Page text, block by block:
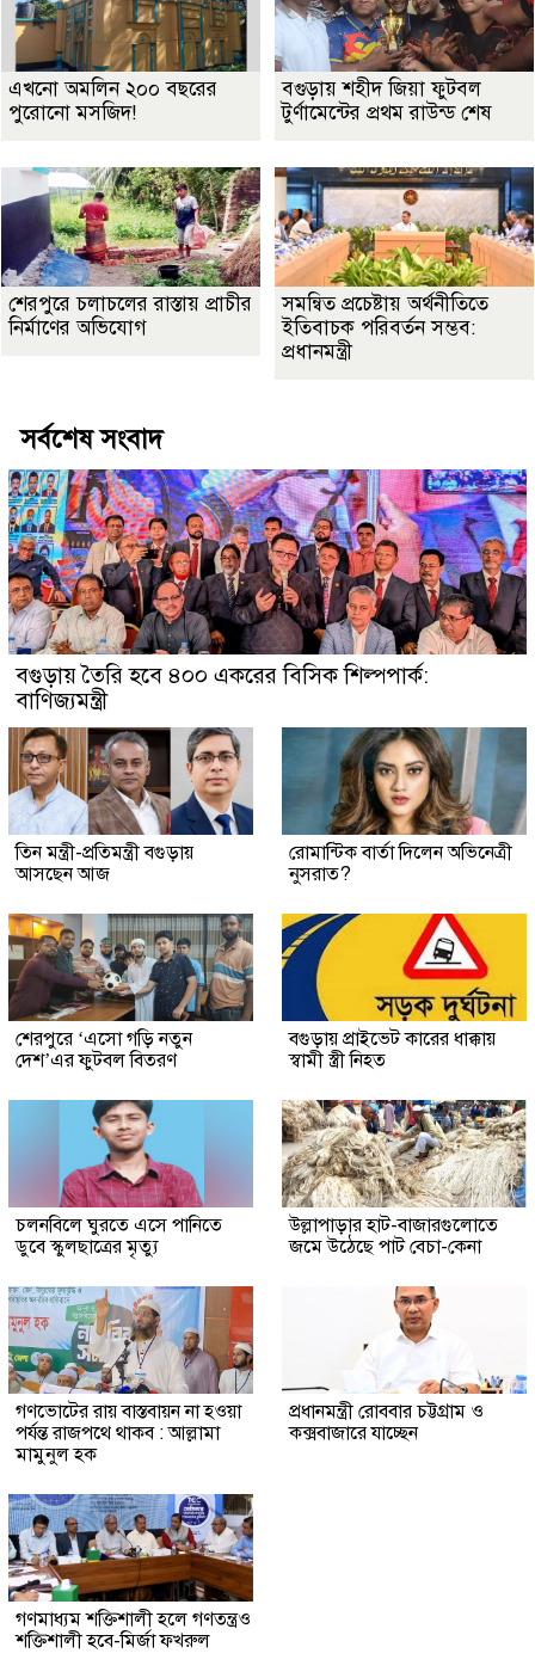
এখনো অমলিন ২০০ বছরের
পুরোনো মসজিদ!
বগুড়ায় শহীদ জিয়া ফুটবল
টুর্ণামেন্টের প্রথম রাউন্ড শেষ
শেরপুরে চলাচলের রাস্তায় প্রাচীর
নির্মাণের অভিযোগ
সমন্বিত প্রচেষ্টায় অর্থনীতিতে
ইতিবাচক পরিবর্তন সম্ভব:
প্রধানমন্ত্রী
সর্বশেষ সংবাদ
বগুড়ায় তৈরি হবে ৪০০ একরের বিসিক শিল্পপার্ক:
বাণিজ্যমন্ত্রী
তিন মন্ত্রী-প্রতিমন্ত্রী বগুড়ায়
আসছেন আজ
রোমান্টিক বার্তা দিলেন অভিনেত্রী
নুসরাত?
শেরপুরে ‘এসো গড়ি নতুন
দেশ’এর ফুটবল বিতরণ
বগুড়ায় প্রাইভেট কারের ধাক্কায়
স্বামী স্ত্রী নিহত
চলনবিলে ঘুরতে এসে পানিতে
ডুবে স্কুলছাত্রের মৃত্যু
উল্লাপাড়ার হাট-বাজারগুলোতে
জমে উঠেছে পাট বেচা-কেনা
গণভোটের রায় বাস্তবায়ন না হওয়া
পর্যন্ত রাজপথে থাকব : আল্লামা
মামুনুল হক
প্রধানমন্ত্রী রোববার চট্টগ্রাম ও
কক্সবাজারে যাচ্ছেন
গণমাধ্যম শক্তিশালী হলে গণতন্ত্রও
শক্তিশালী হবে-মির্জা ফখরুল